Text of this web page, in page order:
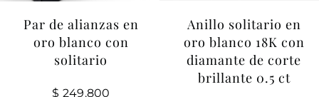
Par de alianzas en
oro blanco con
solitario
$ 249.800
Anillo solitario en
oro blanco 18K con
diamante de corte
brillante 0.5 ct